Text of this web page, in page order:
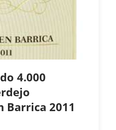
4.000
Barrica 2011